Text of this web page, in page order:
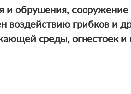
и обрушения, сооружение
грибков и
среды, огнестоек и